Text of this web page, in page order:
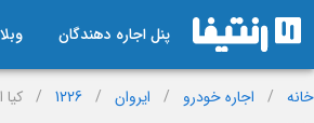
پنل اجاره دهندگان
خانه / اجاره خودرو / ایروان /
1226
/ کیا